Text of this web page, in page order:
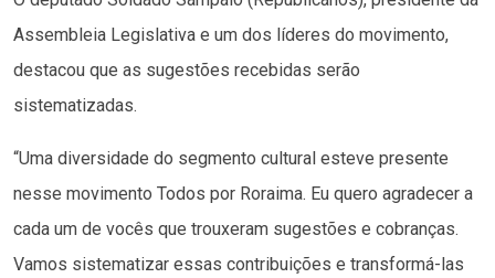
Assembleia Legislativa e um dos líderes do movimento,
destacou que as sugestões recebidas serão
sistematizadas.
“Uma diversidade do segmento cultural esteve presente
nesse movimento Todos por Roraima. Eu quero agradecer a
cada um de vocês que trouxeram sugestões e cobranças.
Vamos sistematizar essas contribuições e transformá-las